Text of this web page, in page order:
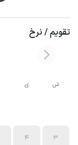
تقویم / نرخ
ش ی
3
4